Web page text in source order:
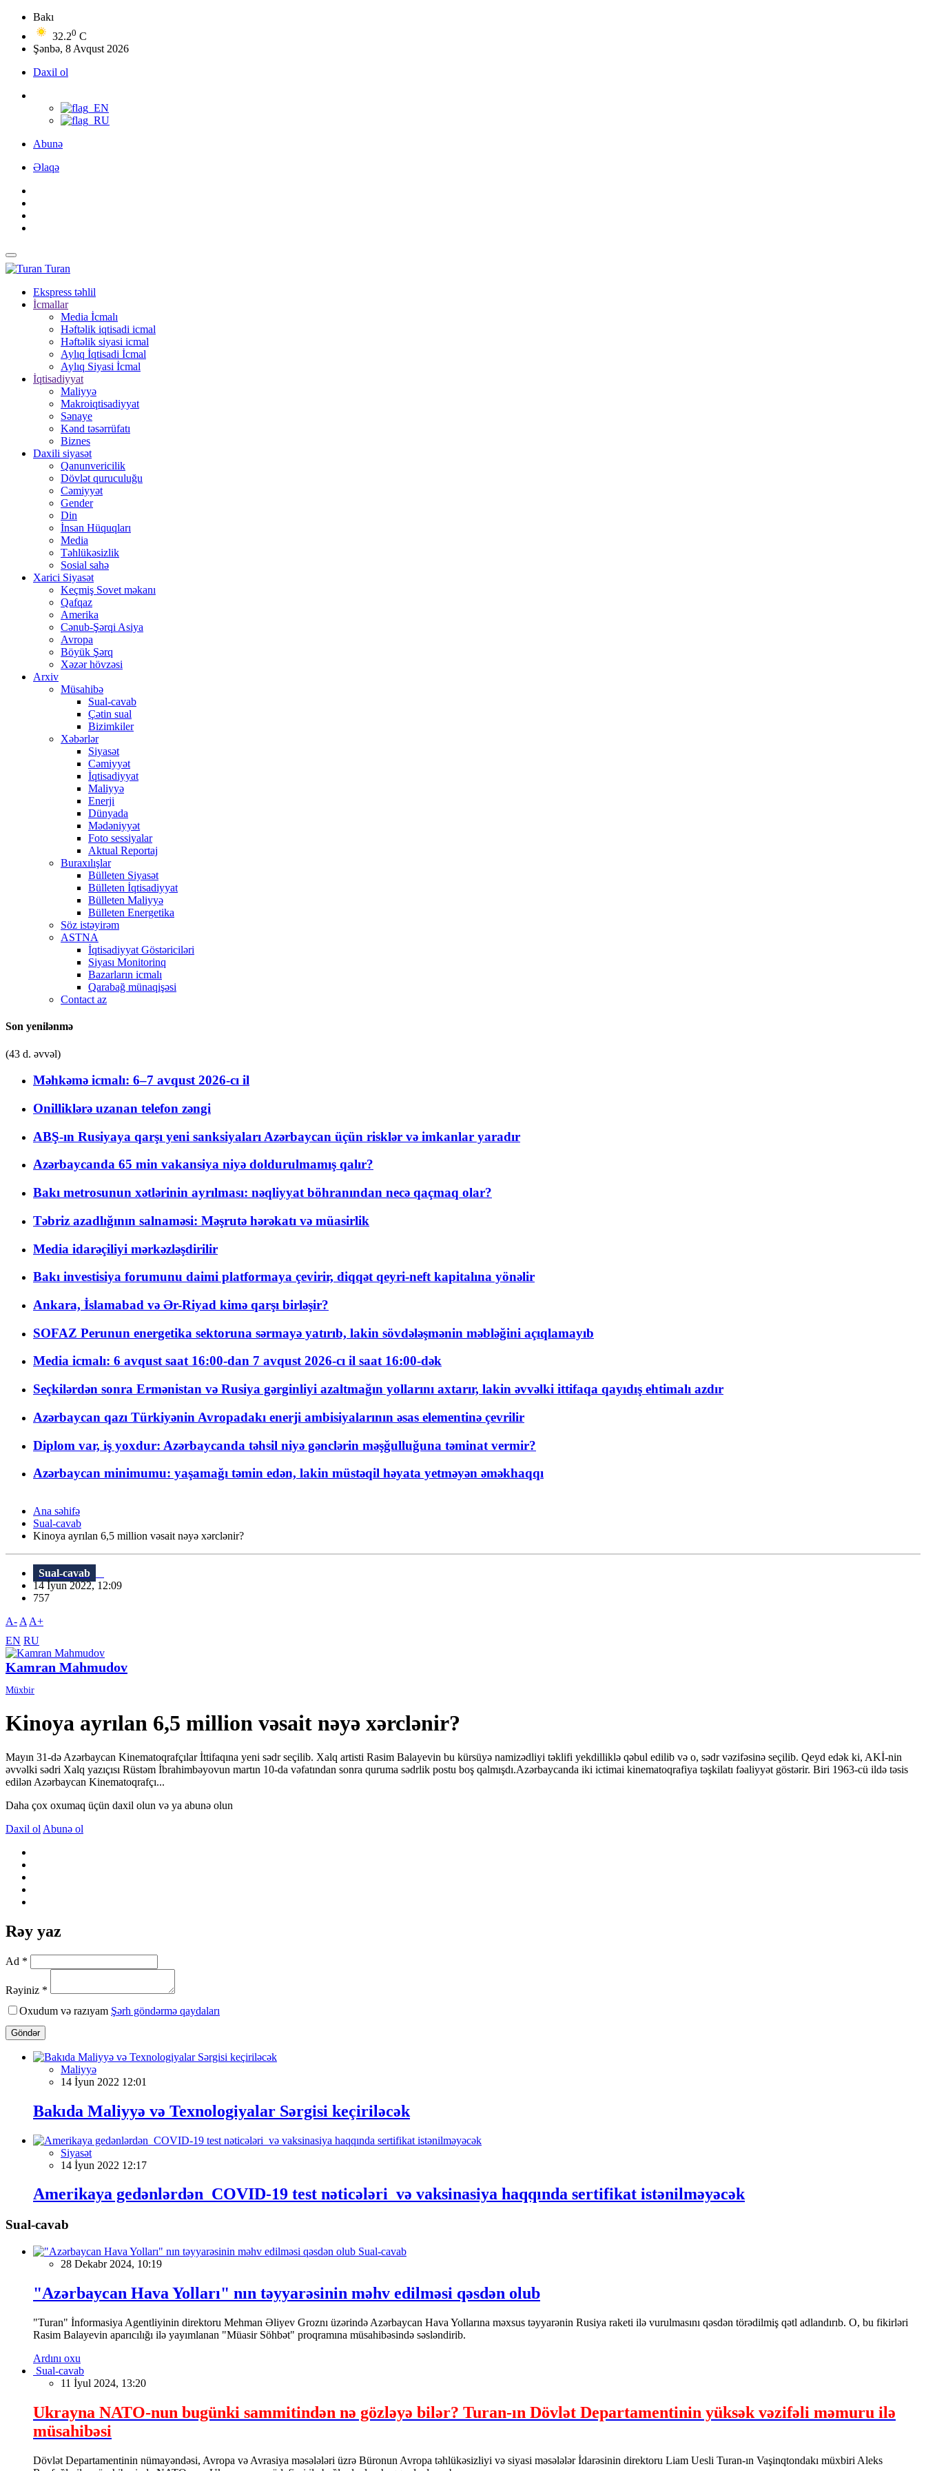
Bakı
32.20 C
Şənbə, 8 Avqust 2026
Daxil ol
Abunə
Əlaqə
Turan
Ekspress təhlil
İcmallar
Media İcmalı
Həftəlik iqtisadi icmal
Həftəlik siyasi icmal
Aylıq İqtisadi İcmal
Aylıq Siyasi İcmal
İqtisadiyyat
Maliyyə
Makroiqtisadiyyat
Sənaye
Kənd təsərrüfatı
Biznes
Daxili siyasət
Qanunvericilik
Dövlət quruculuğu
Cəmiyyət
Gender
Din
İnsan Hüquqları
Media
Təhlükəsizlik
Sosial sahə
Xarici Siyasət
Keçmiş Sovet məkanı
Qafqaz
Amerika
Cənub-Şərqi Asiya
Avropa
Böyük Şərq
Xəzər hövzəsi
Arxiv
Müsahibə
Sual-cavab
Çətin sual
Bizimkiler
Xəbərlər
Siyasət
Cəmiyyət
İqtisadiyyat
Maliyyə
Enerji
Dünyada
Mədəniyyət
Foto sessiyalar
Aktual Reportaj
Buraxılışlar
Bülleten Siyasət
Bülleten İqtisadiyyat
Bülleten Maliyyə
Bülleten Energetika
Söz istəyirəm
ASTNA
İqtisadiyyat Göstəriciləri
Siyası Monitorinq
Bazarların icmalı
Qarabağ münaqişəsi
Contact az
Son yenilənmə
(43 d. əvvəl)
Məhkəmə icmalı: 6–7 avqust 2026-cı il
Onilliklərə uzanan telefon zəngi
ABŞ-ın Rusiyaya qarşı yeni sanksiyaları Azərbaycan üçün risklər və imkanlar yaradır
Azərbaycanda 65 min vakansiya niyə doldurulmamış qalır?
Bakı metrosunun xətlərinin ayrılması: nəqliyyat böhranından necə qaçmaq olar?
Təbriz azadlığının salnaməsi: Məşrutə hərəkatı və müasirlik
Media idarəçiliyi mərkəzləşdirilir
Bakı investisiya forumunu daimi platformaya çevirir, diqqət qeyri-neft kapitalına yönəlir
Ankara, İslamabad və Ər-Riyad kimə qarşı birləşir?
SOFAZ Perunun energetika sektoruna sərmayə yatırıb, lakin sövdələşmənin məbləğini açıqlamayıb
Media icmalı: 6 avqust saat 16:00-dan 7 avqust 2026-cı il saat 16:00-dək
Seçkilərdən sonra Ermənistan və Rusiya gərginliyi azaltmağın yollarını axtarır, lakin əvvəlki ittifaqa qayıdış ehtimalı azdır
Azərbaycan qazı Türkiyənin Avropadakı enerji ambisiyalarının əsas elementinə çevrilir
Diplom var, iş yoxdur: Azərbaycanda təhsil niyə gənclərin məşğulluğuna təminat vermir?
Azərbaycan minimumu: yaşamağı təmin edən, lakin müstəqil həyata yetməyən əməkhaqqı
Ana səhifə
Sual-cavab
Kinoya ayrılan 6,5 million vəsait nəyə xərclənir?
Sual-cavab
14 İyun 2022, 12:09
757
A- A A+
EN RU
Kamran Mahmudov
Müxbir
Kinoya ayrılan 6,5 million vəsait nəyə xərclənir?
Mayın 31-də Azərbaycan Kinematoqrafçılar İttifaqına yeni sədr seçilib. Xalq artisti Rasim Balayevin bu kürsüyə namizədliyi təklifi yekdilliklə qəbul edilib və o, sədr vəzifəsinə seçilib. Qeyd edək ki, AKİ-nin
əvvəlki sədri Xalq yazıçısı Rüstəm İbrahimbəyovun martın 10-da vəfatından sonra quruma sədrlik postu boş qalmışdı.Azərbaycanda iki ictimai kinematoqrafiya təşkilatı fəaliyyət göstərir. Biri 1963-cü ildə təsis
edilən Azərbaycan Kinematoqrafçı...
Daha çox oxumaq üçün daxil olun və ya abunə olun
Daxil ol Abunə ol
Rəy yaz
Ad *
Rəyiniz *
Oxudum və razıyam Şərh göndərmə qaydaları
Göndər
Maliyyə
14 İyun 2022 12:01
Bakıda Maliyyə və Texnologiyalar Sərgisi keçiriləcək
Siyasət
14 İyun 2022 12:17
Amerikaya gedənlərdən COVID-19 test nəticələri və vaksinasiya haqqında sertifikat istənilməyəcək
Sual-cavab
Sual-cavab
28 Dekabr 2024, 10:19
"Azərbaycan Hava Yolları" nın təyyarəsinin məhv edilməsi qəsdən olub
"Turan" İnformasiya Agentliyinin direktoru Mehman Əliyev Groznı üzərində Azərbaycan Hava Yollarına məxsus təyyarənin Rusiya raketi ilə vurulmasını qəsdən törədilmiş qətl adlandırıb. O, bu fikirləri
Rasim Balayevin aparıcılığı ilə yayımlanan "Müasir Söhbət" proqramına müsahibəsində səsləndirib.
Ardını oxu
Sual-cavab
11 İyul 2024, 13:20
Ukrayna NATO-nun bugünki sammitindən nə gözləyə bilər? Turan-ın Dövlət Departamentinin yüksək vəzifəli məmuru ilə
müsahibəsi
Dövlət Departamentinin nümayəndəsi, Avropa və Avrasiya məsələləri üzrə Büronun Avropa təhlükəsizliyi və siyasi məsələlər İdarəsinin direktoru Liam Uesli Turan-ın Vaşinqtondakı müxbiri Aleks